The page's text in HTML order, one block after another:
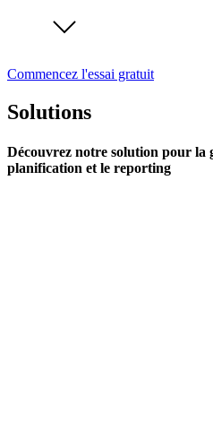
Commencez l'essai gratuit
Solutions
Découvrez notre solution pour la
planification et le reporting